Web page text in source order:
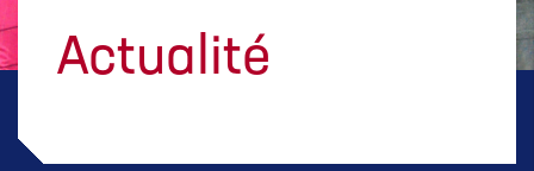
Actualité